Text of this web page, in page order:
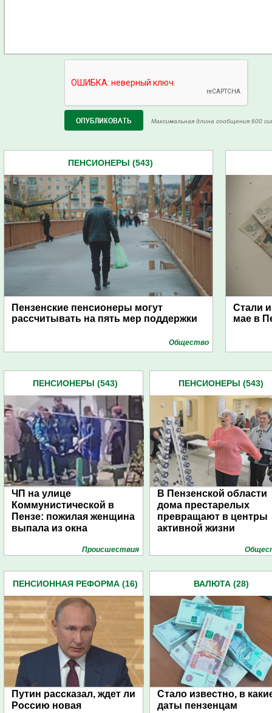
Максимальная длина сообщения 600
ПЕНСИОНЕРЫ (543)
Пензенские пенсионеры могут
рассчитывать на пять мер поддержки
Общество
Стали
мае в
ПЕНСИОНЕРЫ (543)
ЧП на улице
Коммунистической в
Пензе: пожилая женщина
выпала из окна
Проиcшествия
ПЕНСИОНЕРЫ (543)
В Пензенской области
дома престарелых
превращают в центры
активной жизни
ПЕНСИОННАЯ РЕФОРМА (16)
Путин рассказал, ждет ли
Россию новая
ВАЛЮТА (28)
Стало известно, в
даты пензенцам